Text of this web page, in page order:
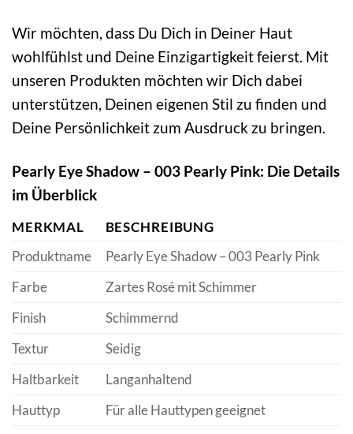
Wir möchten, dass Du Dich in Deiner Haut
wohlfühlst und Deine Einzigartigkeit feierst. Mit
unseren Produkten möchten wir Dich dabei
unterstützen, Deinen eigenen Stil zu finden und
Deine Persönlichkeit zum Ausdruck zu bringen.
Pearly Eye Shadow – 003 Pearly Pink: Die Details
im Überblick
MERKMAL
BESCHREIBUNG
Produktname
Pearly Eye Shadow – 003 Pearly Pink
Farbe
Zartes Rosé mit Schimmer
Finish
Schimmernd
Textur
Seidig
Haltbarkeit
Langanhaltend
Hauttyp
Für alle Hauttypen geeignet